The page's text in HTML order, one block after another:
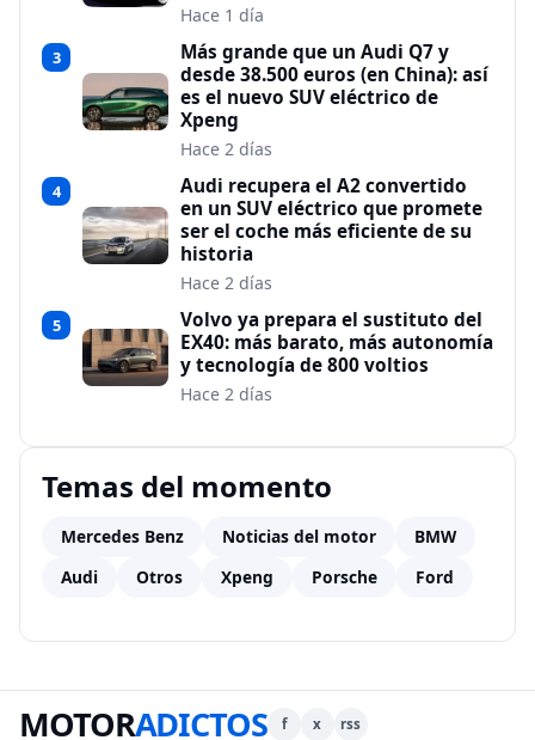
Hace 1 día
3
Más grande que un Audi Q7 y
desde 38.500 euros (en China): así
es el nuevo SUV eléctrico de
Xpeng
Hace 2 días
4
Audi recupera el A2 convertido
en un SUV eléctrico que promete
ser el coche más eficiente de su
historia
Hace 2 días
5
Volvo ya prepara el sustituto del
EX40: más barato, más autonomía
y tecnología de 800 voltios
Hace 2 días
Temas del momento
Mercedes Benz Noticias del motor
BMW
Audi
Otros Xpeng Porsche Ford
MOTORADICTOS f x rss